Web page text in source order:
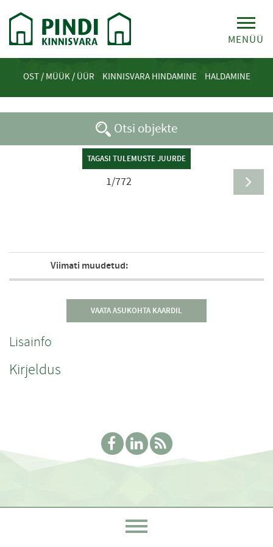
MENÜÜ
OST / MÜÜK / ÜÜR KINNISVARA HINDAMINE HALDAMINE
Otsi objekte
TAGASI TULEMUSTE JUURDE
1/772
Viimati muudetud:
VAATA ASUKOHTA KAARDIL
Lisainfo
Kirjeldus